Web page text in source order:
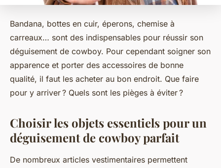
Bandana, bottes en cuir, éperons, chemise à
carreaux… sont des indispensables pour réussir son
déguisement de cowboy. Pour cependant soigner son
apparence et porter des accessoires de bonne
qualité, il faut les acheter au bon endroit. Que faire
pour y arriver ? Quels sont les pièges à éviter ?
Choisir les objets essentiels pour un
déguisement de cowboy parfait
De nombreux articles vestimentaires permettent